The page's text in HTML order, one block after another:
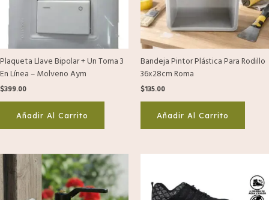
Plaqueta Llave Bipolar + Un Toma 3
En Línea – Molveno Aym
$399.00
Añadir Al Carrito
Bandeja Pintor Plástica Para Rodillo
36x28cm Roma
$135.00
Añadir Al Carrito